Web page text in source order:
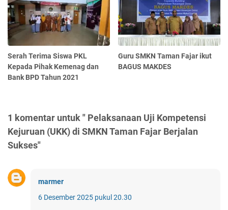
Serah Terima Siswa PKL
Kepada Pihak Kemenag dan
Bank BPD Tahun 2021
Guru SMKN Taman Fajar ikut
BAGUS MAKDES
1 komentar untuk " Pelaksanaan Uji Kompetensi
Kejuruan (UKK) di SMKN Taman Fajar Berjalan
Sukses"
marmer
6 Desember 2025 pukul 20.30